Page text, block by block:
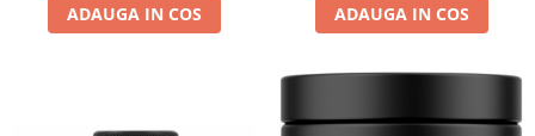
ADAUGA IN COS ADAUGA IN COS